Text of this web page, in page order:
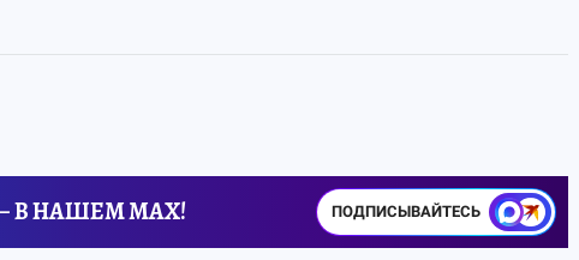
В НАШЕМ MAX! ПОДПИСЫВАЙТЕСЬ